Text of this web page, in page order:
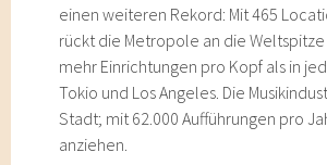
einen weiteren Rekord: Mit 465
rückt die Metropole an die Weltspitze
mehr Einrichtungen pro Kopf als in
Tokio und Los Angeles. Die
Stadt; mit 62.000 Aufführungen pro
anziehen.